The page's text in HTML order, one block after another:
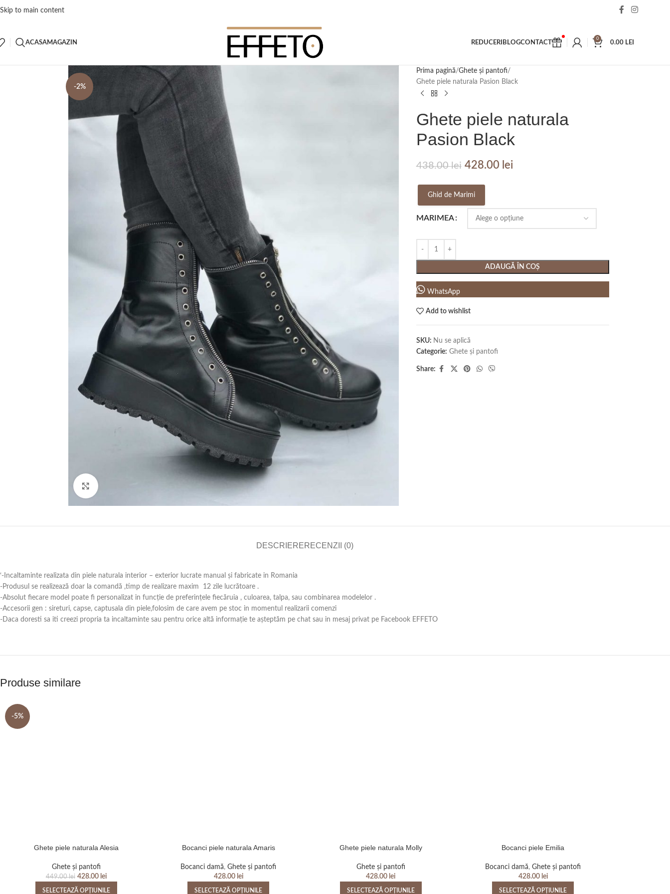
Skip to main content
ACASAMAGAZIN REDUCERI BLOGCONTACT
0
0.00 LEI
-2%
Prima pagină Ghete și pantofi
Ghete piele naturala Pasion Black
Ghete piele naturala
Pasion Black
438.00lei 428.00 lei
Ghid de Marimi
MARIMEA
ADAUGĂ ÎN COȘ
WhatsApp
Add to wishlist
SKU: Nu se aplică
Categorie: Ghete și pantofi
Share:
DESCRIERERECENZII (0)
‘-Incaltaminte realizata din piele naturala interior – exterior lucrate manual și fabricate in Romania
-Produsul se realizează doar la comandă ,timp de realizare maxim 12 zile lucrătoare .
-Absolut fiecare model poate fi personalizat in funcție de preferințele fiecăruia , culoarea, talpa, sau combinarea modelelor .
-Accesorii gen : sireturi, capse, captusala din piele,folosim de care avem pe stoc in momentul realizarii comenzi
-Daca doresti sa iti creezi propria ta incaltaminte sau pentru orice altă informație te așteptăm pe chat sau in mesaj privat pe Facebook EFFETO
Produse similare
-5%
Ghete piele naturala Alesia
Ghete și pantofi
449.00lei 428.00 lei
SELECTEAZĂ OPȚIUNILE
Bocanci piele naturala Amaris
Bocanci damă,Ghete și pantofi
428.00 lei
SELECTEAZĂ OPȚIUNILE
Ghete piele naturala Molly
Ghete și pantofi
428.00 lei
SELECTEAZĂ OPȚIUNILE
Bocanci piele Emilia
Bocanci damă,Ghete și pantofi
428.00 lei
SELECTEAZĂ OPȚIUNILE